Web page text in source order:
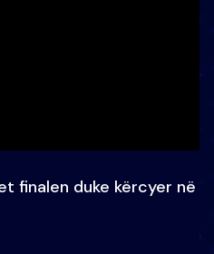
finalen duke kërcyer në